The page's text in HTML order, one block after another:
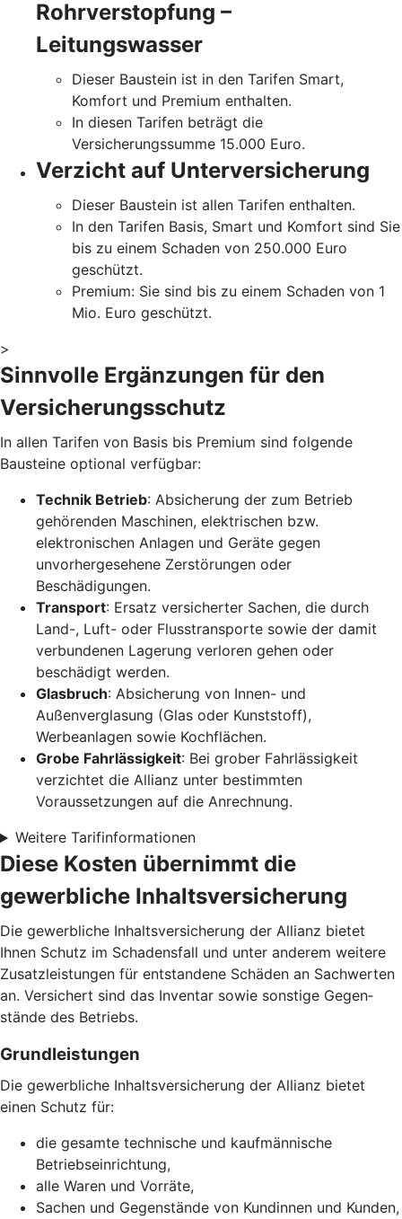
Rohrverstopfung –
Leitungswasser
Dieser Baustein ist in den Tarifen Smart,
Komfort und Premium enthalten.
In diesen Tarifen beträgt die
Versicherungssumme 15.000 Euro.
Verzicht auf Unterversicherung
Dieser Baustein ist allen Tarifen enthalten.
In den Tarifen Basis, Smart und Komfort sind Sie
bis zu einem Schaden von 250.000 Euro
geschützt.
Premium: Sie sind bis zu einem Schaden von 1
Mio. Euro geschützt.
>
Sinnvolle Ergänzungen für den
Versicherungsschutz
In allen Tarifen von Basis bis Premium sind folgende
Bausteine optional verfügbar:
Technik Betrieb: Absicherung der zum Betrieb
gehörenden Maschinen, elektrischen bzw.
elektronischen Anlagen und Geräte gegen
unvorhergesehene Zerstörungen oder
Beschädigungen.
Transport: Ersatz versicherter Sachen, die durch
Land-, Luft- oder Flusstransporte sowie der damit
verbundenen Lagerung verloren gehen oder
beschädigt werden.
Glasbruch: Absicherung von Innen- und
Außenverglasung (Glas oder Kunststoff),
Werbeanlagen sowie Kochflächen.
Grobe Fahrlässigkeit: Bei grober Fahrlässigkeit
verzichtet die Allianz unter bestimmten
Voraussetzungen auf die Anrechnung.
Weitere Tarifinformationen
Diese Kosten übernimmt die
gewerbliche Inhaltsversicherung
Die gewerbliche Inhalts­versicherung der Allianz bietet
Ihnen Schutz im Schadens­fall und unter anderem weitere
Zusatz­leistungen für entstandene Schäden an Sachwerten
an. Versichert sind das Inventar sowie sonstige Gegen­
stände des Betriebs.
Grund­leistungen
Die gewerbliche Inhaltsversicherung der Allianz bietet
einen Schutz für:
die gesamte technische und kaufmännische
Betriebseinrichtung,
alle Waren und Vorräte,
Sachen und Gegenstände von Kundinnen und Kunden,